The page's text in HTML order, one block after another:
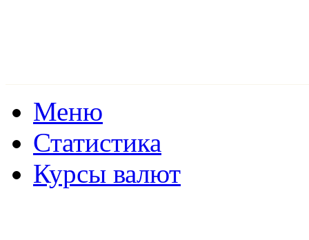
Меню
Статистика
Курсы валют